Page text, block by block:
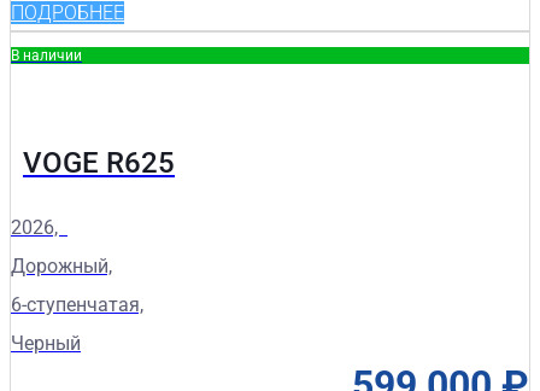
ПОДРОБНЕЕ
В наличии
VOGE R625
2026,
Дорожный,
6-ступенчатая,
Черный